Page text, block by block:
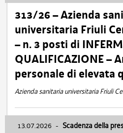
313/26 – Azienda
universitaria Friuli
– n. 3 posti di
QUALIFICAZIONE –
personale di elevata
Azienda sanitaria universitaria Friuli
13.07.2026 - Scadenza della